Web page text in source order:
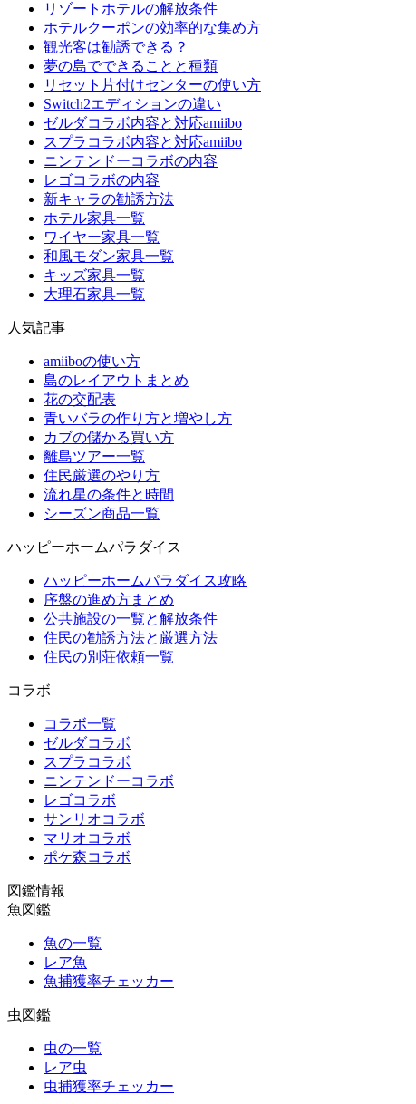
リゾートホテルの解放条件
ホテルクーポンの効率的な集め方
観光客は勧誘できる？
夢の島でできることと種類
リセット片付けセンターの使い方
Switch2エディションの違い
ゼルダコラボ内容と対応amiibo
スプラコラボ内容と対応amiibo
ニンテンドーコラボの内容
レゴコラボの内容
新キャラの勧誘方法
ホテル家具一覧
ワイヤー家具一覧
和風モダン家具一覧
キッズ家具一覧
大理石家具一覧
人気記事
amiiboの使い方
島のレイアウトまとめ
花の交配表
青いバラの作り方と増やし方
カブの儲かる買い方
離島ツアー一覧
住民厳選のやり方
流れ星の条件と時間
シーズン商品一覧
ハッピーホームパラダイス
ハッピーホームパラダイス攻略
序盤の進め方まとめ
公共施設の一覧と解放条件
住民の勧誘方法と厳選方法
住民の別荘依頼一覧
コラボ
コラボ一覧
ゼルダコラボ
スプラコラボ
ニンテンドーコラボ
レゴコラボ
サンリオコラボ
マリオコラボ
ポケ森コラボ
図鑑情報
魚図鑑
魚の一覧
レア魚
魚捕獲率チェッカー
虫図鑑
虫の一覧
レア虫
虫捕獲率チェッカー